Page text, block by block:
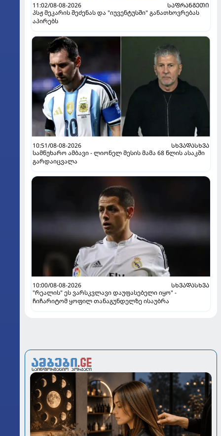
11:02/08-08-2026
ᲡᲐᲤᲠᲐᲜᲒᲔᲗᲘ
პსჟ მეკარის შეძენას და "იუვენტუსში" განათხოვრებას
აპირებს
10:51/08-08-2026
ᲡᲮᲕᲐᲓᲐᲡᲮᲕᲐ
სამწუხარო ამბავი - ლიონელ მესის მამა 68 წლის ასაკში
გარდაიცვალა
10:00/08-08-2026
ᲡᲮᲕᲐᲓᲐᲡᲮᲕᲐ
"რეალის" ეს ვარსკვლავი დაუფასებელი იყო" -
ჩიჩარიტომ ყოფილ თანაგუნდელზე ისაუბრა